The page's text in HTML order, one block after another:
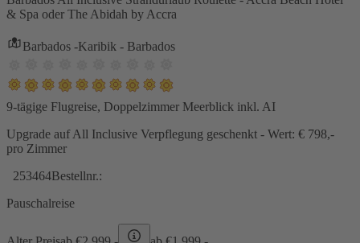
& Spa oder The Abidah by Accra
Barbados -Karibik - Barbados
9-tägige Flugreise, Doppelzimmer Meerblick inkl. AI
Upgrade auf All Inclusive Verpflegung geschenkt - Wert: € 798,-
pro Zimmer
253464Bestellnr.:
Pauschalreise